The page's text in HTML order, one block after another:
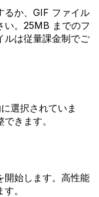
るか、GIF ファイル
い。25MB までのフ
ルは従量課金制でご
選択されていま
きます。
開始します。高性能
。